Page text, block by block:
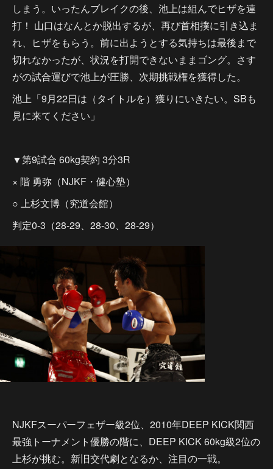
しまう。いったんブレイクの後、池上は組んでヒザを連
打！ 山口はなんとか脱出するが、再び首相撲に引き込ま
れ、ヒザをもらう。前に出ようとする気持ちは最後まで
切れなかったが、状況を打開できないままゴング。さす
がの試合運びで池上が圧勝、次期挑戦権を獲得した。
池上「9月22日は（タイトルを）獲りにいきたい。SBも
見に来てください」
▼第9試合 60kg契約 3分3R
× 階 勇弥（NJKF・健心塾）
○ 上杉文博（究道会館）
判定0-3（28-29、28-30、28-29）
NJKFスーパーフェザー級2位、2010年DEEP KICK関西
最強トーナメント優勝の階に、DEEP KICK 60kg級2位の
上杉が挑む。新旧交代劇となるか、注目の一戦。